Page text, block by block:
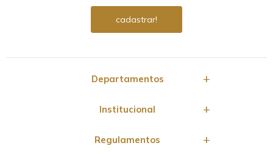
Departamentos
Institucional
Regulamentos